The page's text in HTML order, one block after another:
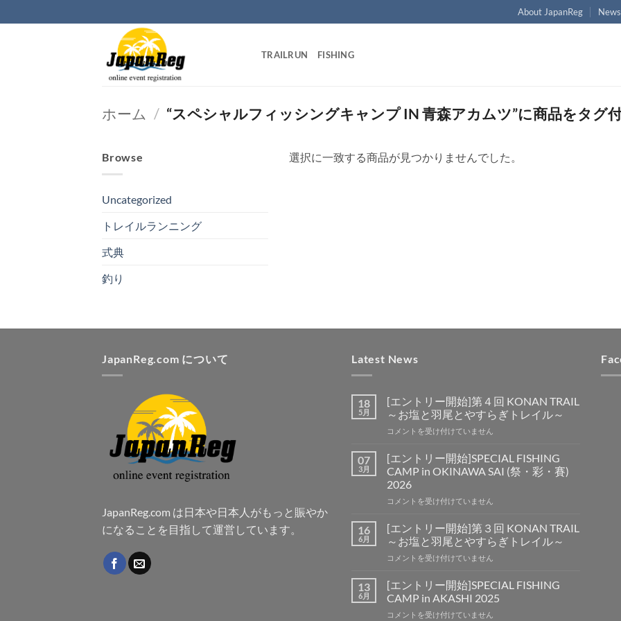
to
About JapanReg News
TRAILRUN FISHING
ホーム / “スペシャルフィッシングキャンプ IN 青森アカムツ”に商品をタグ
Browse
Uncategorized
トレイルランニング
式典
釣り
選択に一致する商品が見つかりませんでした。
JapanReg.com について
JapanReg.com は日本や日本人がもっと賑やか
になることを目指して運営しています。
Latest News
18
5月
[エントリー開始]第４回 KONAN TRAIL
～お塩と羽尾とやすらぎトレイル～
[エ
ト
リ
ー
開
始]
４
回
KONAN
TRAIL
お
塩
羽
コメントを受け付けていません
07
3月
[エントリー開始]SPECIAL FISHING
CAMP in OKINAWA SAI (祭・彩・賽)
2026
[エ
ト
リ
開
FISHING
CAMP
OKINAWA
コメントを受け付けていません
16
6月
[エントリー開始]第３回 KONAN TRAIL
～お塩と羽尾とやすらぎトレイル～
[エ
ト
リ
ー
開
コメントを受け付けていません
13
6月
[エントリー開始]SPECIAL FISHING
CAMP in AKASHI 2025
[エ
コメントを受け付けていません